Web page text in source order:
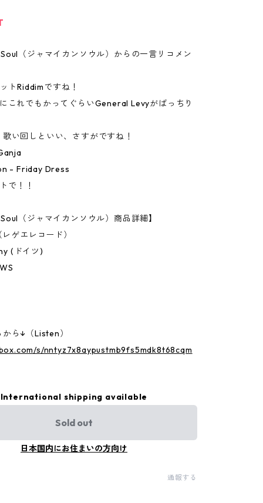
Soul（ジャマイカンソウル）からの一言リコメン
トRiddimですね！
これでもかってぐらいGeneral Levyがばっちり
い回しといい、さすがですね！
- Friday Dress
で！！
（ジャマイカンソウル）商品詳細】
ゲエレコード）
(ドイツ)
ら↓（Listen）
s/nntyz7x8aypustmb9fs5mdk8t68cqm
International shipping available
Sold out
日本国内にお住まいの方向け
通報する